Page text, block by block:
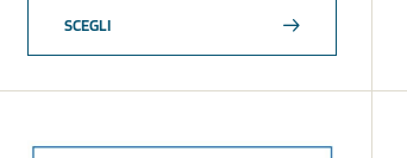
SCEGLI